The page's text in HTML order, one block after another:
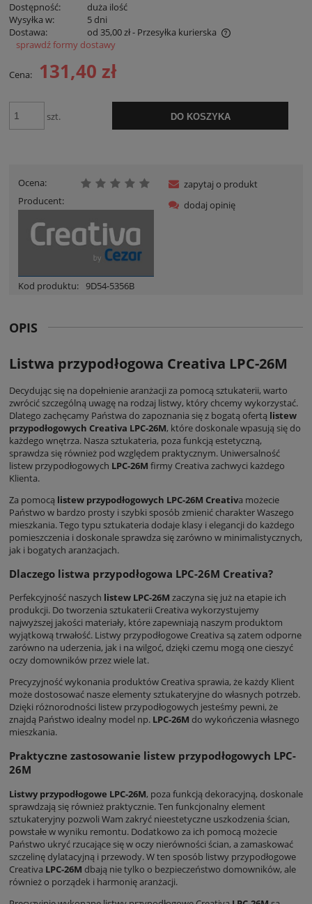
Dostępność:
duża ilość
Wysyłka w:
5 dni
Dostawa:
od 35,00 zł- Przesyłka kurierska
Cena nie zawiera ewentualnych kosztów płatności
sprawdź formy dostawy
Cena: 131,40 zł
szt. DO KOSZYKA
Ocena:
Producent:
Kod produktu: 9D54-5356B
zapytaj o produkt
dodaj opinię
OPIS
Listwa przypodłogowa Creativa LPC-26M
Decydując się na dopełnienie aranżacji za pomocą sztukaterii, warto
zwrócić szczególną uwagę na rodzaj listwy, który chcemy wykorzystać.
Dlatego zachęcamy Państwa do zapoznania się z bogatą ofertą listew
przypodłogowych Creativa LPC-26M, które doskonale wpasują się do
każdego wnętrza. Nasza sztukateria, poza funkcją estetyczną,
sprawdza się również pod względem praktycznym. Uniwersalność
listew przypodłogowych LPC-26M firmy Creativa zachwyci każdego
Klienta.
Za pomocą listew przypodłogowych LPC-26M Creativa możecie
Państwo w bardzo prosty i szybki sposób zmienić charakter Waszego
mieszkania. Tego typu sztukateria dodaje klasy i elegancji do każdego
pomieszczenia i doskonale sprawdza się zarówno w minimalistycznych,
jak i bogatych aranżacjach.
Dlaczego listwa przypodłogowa LPC-26M Creativa?
Perfekcyjność naszych listew LPC-26M zaczyna się już na etapie ich
produkcji. Do tworzenia sztukaterii Creativa wykorzystujemy
najwyższej jakości materiały, które zapewniają naszym produktom
wyjątkową trwałość. Listwy przypodłogowe Creativa są zatem odporne
zarówno na uderzenia, jak i na wilgoć, dzięki czemu mogą one cieszyć
oczy domowników przez wiele lat.
Precyzyjność wykonania produktów Creativa sprawia, że każdy Klient
może dostosować nasze elementy sztukateryjne do własnych potrzeb.
Dzięki różnorodności listew przypodłogowych jesteśmy pewni, że
znajdą Państwo idealny model np. LPC-26M do wykończenia własnego
mieszkania.
Praktyczne zastosowanie listew przypodłogowych LPC-
26M
Listwy przypodłogowe LPC-26M, poza funkcją dekoracyjną, doskonale
sprawdzają się również praktycznie. Ten funkcjonalny element
sztukateryjny pozwoli Wam zakryć nieestetyczne uszkodzenia ścian,
powstałe w wyniku remontu. Dodatkowo za ich pomocą możecie
Państwo ukryć rzucające się w oczy nierówności ścian, a zamaskować
szczelinę dylatacyjną i przewody. W ten sposób listwy przypodłogowe
Creativa LPC-26M dbają nie tylko o bezpieczeństwo domowników, ale
również o porządek i harmonię aranżacji.